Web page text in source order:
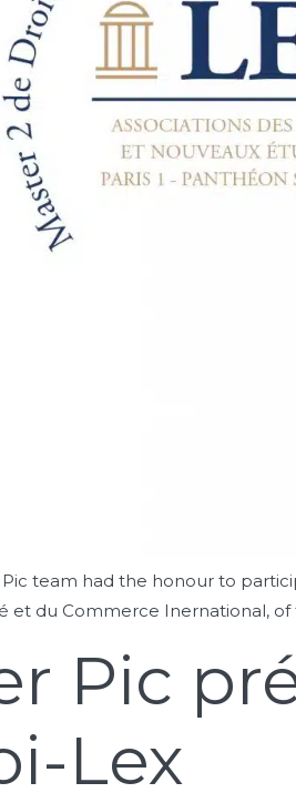
Pic team had the honour to
et du Commerce Inernational,
Pic
Lex